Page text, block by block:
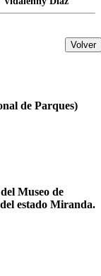
Volver
de Parques)
Museo de
estado Miranda.